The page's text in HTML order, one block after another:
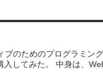
ブのためのプログラミン
してみた。 中身は、